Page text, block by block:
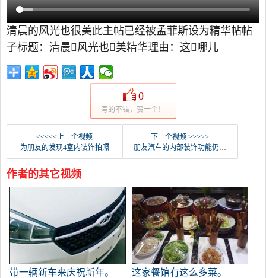
清晨的风光也很美此主帖已经被孟菲斯设为精华帖帖
子标题：清晨风光也美精华理由：这哪儿
0
写的不错，赞一个！
<<<<<上一个视频
为朋友的发现4室内装饰拍照
下一个视频 >>>>>
朋友汽车的内部装饰功能仍然相当强大。
作者的其它视频
带一辆新车来庆祝新年。 这家餐馆有这么多菜。